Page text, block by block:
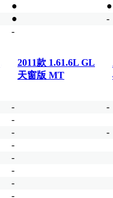
●
●
●
-
-
2011款 1.61.6L GL
天窗版 MT
-
-
-
-
-
-
-
-
-
-